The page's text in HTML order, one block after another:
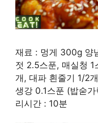
재료 : 멍게 300g 양
젓 2.5스푼, 매실청 1
개, 대파 흰줄기 1/2
생강 0.1스푼 (밥숟
리시간 : 10분